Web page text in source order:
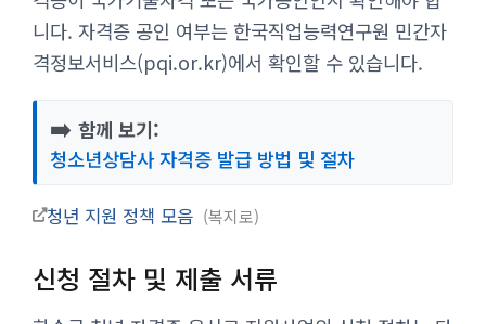
니다. 자격증 공인 여부는 한국직업능력연구원 민간자
격정보서비스(pqi.or.kr)에서 확인할 수 있습니다.
➡️ 함께 보기:
청소년상담사 자격증 발급 방법 및 절차
청년 지원 정책 모음 복지로
신청 절차 및 제출 서류